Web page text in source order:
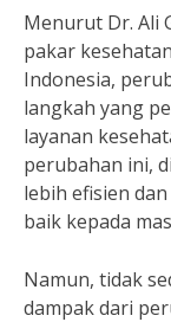
Menurut Dr. Ali
pakar
Indonesia,
langkah yang
layanan
perubahan ini,
lebih efisien
baik kepada
Namun, tidak
dampak dari